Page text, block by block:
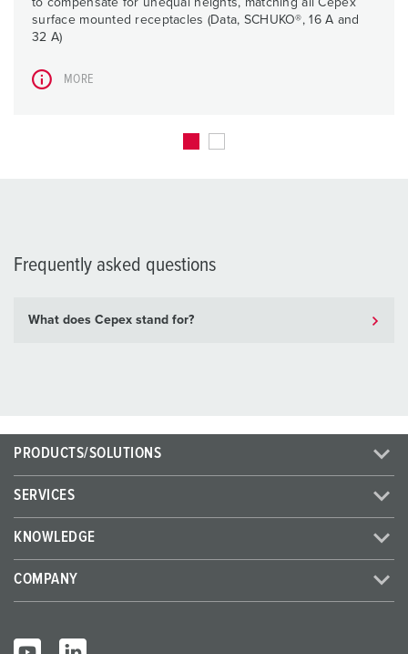
to compensate for unequal heights, matching all Cepex
surface mounted receptacles (Data, SCHUKO®, 16 A and
32 A)
MORE
Frequently asked questions
What does Cepex stand for?
PRODUCTS/SOLUTIONS
SERVICES
KNOWLEDGE
COMPANY